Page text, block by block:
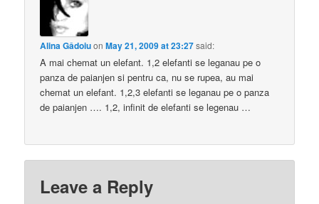
Alina GâdoiuonMay 21, 2009 at 23:27said:
A mai chemat un elefant. 1,2 elefanti se leganau pe o
panza de paianjen si pentru ca, nu se rupea, au mai
chemat un elefant. 1,2,3 elefanti se leganau pe o panza
de paianjen …. 1,2, infinit de elefanti se legenau …
Leave a Reply